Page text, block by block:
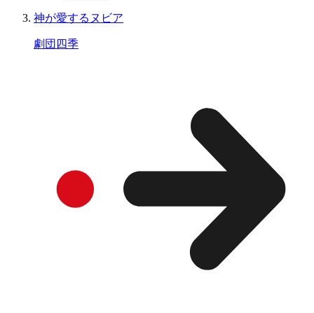
神が愛するヌビア
劇団四季